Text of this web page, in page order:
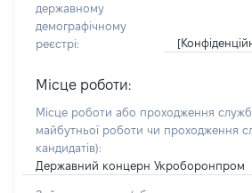
державному
демографічному
реєстрі:
Місце роботи:
Місце роботи або проходження
майбутньої роботи чи проходження
кандидатів):
Державний концерн Укроборонпром